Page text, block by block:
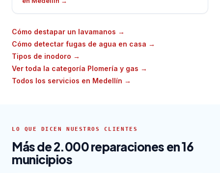
Cómo destapar un lavamanos →
Cómo detectar fugas de agua en casa →
Tipos de inodoro →
Ver toda la categoría Plomería y gas →
Todos los servicios en Medellín →
LO QUE DICEN NUESTROS CLIENTES
Más de 2.000 reparaciones en 16
municipios